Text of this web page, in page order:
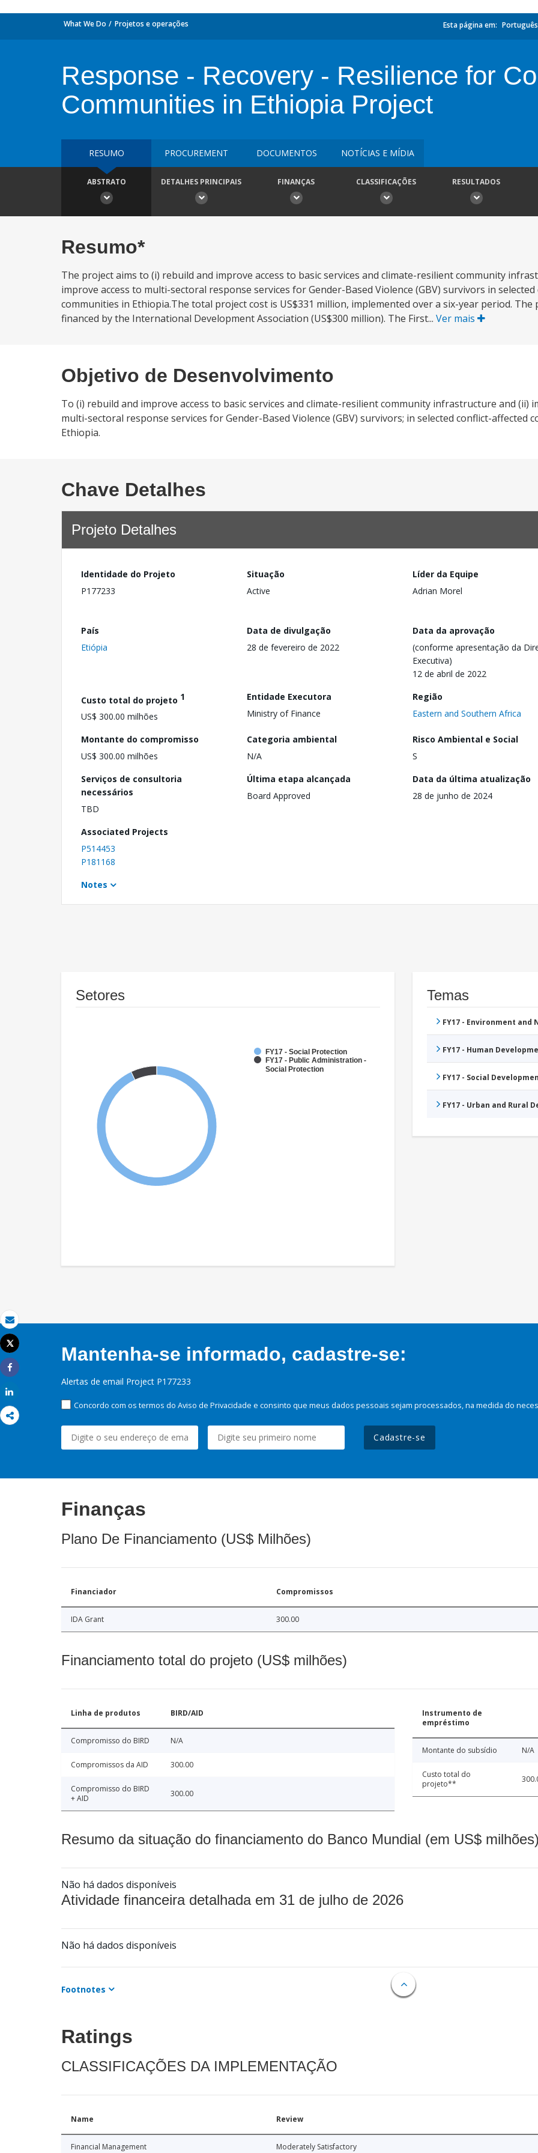
Email
Imprimir
Tweet
Share
What We Do Projetos e operações Esta página em: Português
Response - Recovery - Resilience for
Communities in Ethiopia Project
RESUMO PROCUREMENT DOCUMENTOS NOTÍCIAS E MÍDIA
ABSTRATO DETALHES PRINCIPAIS FINANÇAS CLASSIFICAÇÕES RESULTADOS
Resumo*
The project aims to (i) rebuild and improve access to basic services and climate-resilient community
improve access to multi-sectoral response services for Gender-Based Violence (GBV) survivors in
communities in Ethiopia.The total project cost is US$331 million, implemented over a six-year period. The
financed by the International Development Association (US$300 million). The First... Ver mais
Objetivo de Desenvolvimento
To (i) rebuild and improve access to basic services and climate-resilient community infrastructure and (ii)
multi-sectoral response services for Gender-Based Violence (GBV) survivors; in selected conflict-affected
Ethiopia.
Chave Detalhes
Projeto Detalhes
Identidade do Projeto
P177233
Situação
Active
Líder da Equipe
Adrian Morel
País
Etiópia
Data de divulgação
28 de fevereiro de 2022
Data da aprovação
(conforme apresentação da
Executiva)
12 de abril de 2022
Custo total do projeto 1
US$ 300.00 milhões
Entidade Executora
Ministry of Finance
Região
Eastern and Southern Africa
Montante do compromisso
US$ 300.00 milhões
Categoria ambiental
N/A
Risco Ambiental e Social
S
Serviços de consultoria
necessários
TBD
Última etapa alcançada
Board Approved
Data da última atualização
28 de junho de 2024
Associated Projects
P514453
P181168
Notes
Setores
FY17 - Social Protection
FY17 - Public Administration -
Social Protection
Temas
FY17 - Environment
FY17 - Human
FY17 - Social
FY17 - Urban and Rural
Mantenha-se informado, cadastre-se:
Alertas de email Project P177233
Concordo com os termos do Aviso de Privacidade e consinto que meus dados pessoais sejam processados, na medida do
Cadastre-se
Finanças
Plano De Financiamento (US$ Milhões)
Financiador Compromissos
IDA Grant 300.00
Financiamento total do projeto (US$ milhões)
Linha de produtos BIRD/AID
Compromisso do BIRD N/A
Compromissos da AID 300.00
Compromisso do BIRD
+ AID
300.00
Instrumento de
empréstimo
Montante do subsídio N/A
Custo total do
projeto**
Resumo da situação do financiamento do Banco Mundial (em US$
Não há dados disponíveis
Atividade financeira detalhada em 31 de julho de 2026
Não há dados disponíveis
Footnotes
Ratings
CLASSIFICAÇÕES DA IMPLEMENTAÇÃO
Name Review
Financial Management Moderately Satisfactory